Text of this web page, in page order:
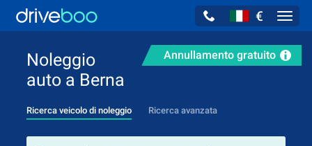
€
Annullamento gratuito
Noleggio
auto a Berna
Ricerca veicolo di noleggio Ricerca avanzata